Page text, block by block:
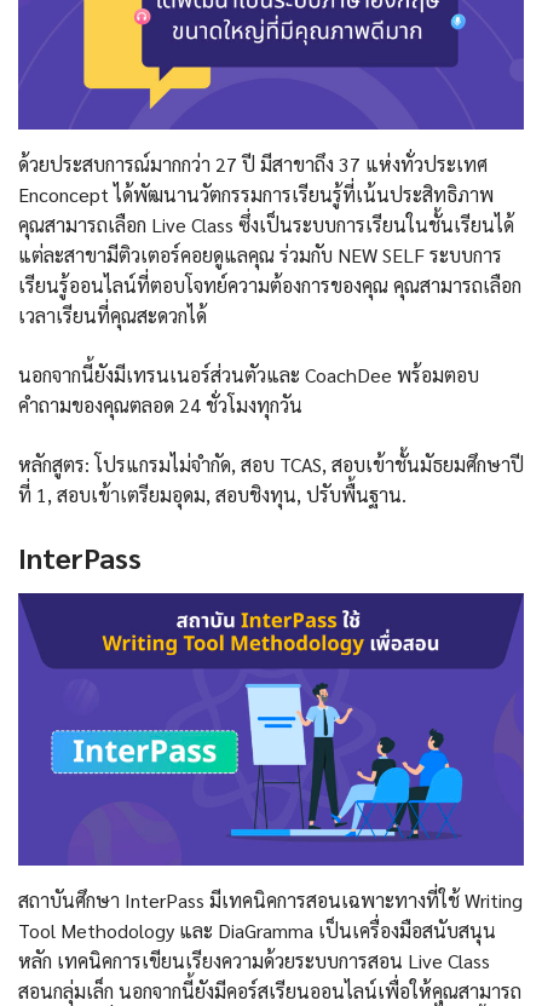
ด้วยประสบการณ์มากกว่า 27 ปี มีสาขาถึง 37 แห่งทั่วประเทศ
Enconcept ได้พัฒนานวัตกรรมการเรียนรู้ที่เน้นประสิทธิภาพ
คุณสามารถเลือก Live Class ซึ่งเป็นระบบการเรียนในชั้นเรียนได้
แต่ละสาขามีติวเตอร์คอยดูแลคุณ ร่วมกับ NEW SELF ระบบการ
เรียนรู้ออนไลน์ที่ตอบโจทย์ความต้องการของคุณ คุณสามารถเลือก
เวลาเรียนที่คุณสะดวกได้
นอกจากนี้ยังมีเทรนเนอร์ส่วนตัวและ CoachDee พร้อมตอบ
คำถามของคุณตลอด 24 ชั่วโมงทุกวัน
หลักสูตร: โปรแกรมไม่จำกัด, สอบ TCAS, สอบเข้าชั้นมัธยมศึกษาปี
ที่ 1, สอบเข้าเตรียมอุดม, สอบชิงทุน, ปรับพื้นฐาน.
InterPass
สถาบันศึกษา InterPass มีเทคนิคการสอนเฉพาะทางที่ใช้ Writing
Tool Methodology และ DiaGramma เป็นเครื่องมือสนับสนุน
หลัก เทคนิคการเขียนเรียงความด้วยระบบการสอน Live Class
สอนกลุ่มเล็ก นอกจากนี้ยังมีคอร์สเรียนออนไลน์เพื่อให้คุณสามารถ